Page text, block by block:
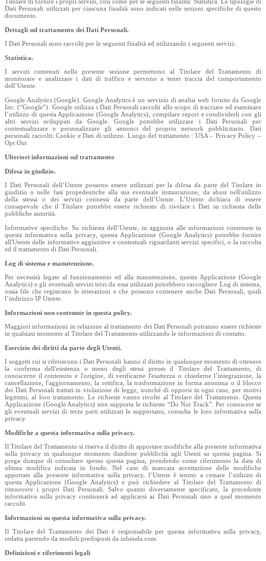
Titolare di fornire i propri servizi, così come per le seguenti finalità: Statistica. Le tipologie di
Dati Personali utilizzati per ciascuna finalità sono indicati nelle sezioni specifiche di questo
documento.
Dettagli sul trattamento dei Dati Personali.
I Dati Personali sono raccolti per le seguenti finalità ed utilizzando i seguenti servizi:
Statistica.
I servizi contenuti nella presente sezione permettono al Titolare del Trattamento di
monitorare e analizzare i dati di traffico e servono a tener traccia del comportamento
dell’Utente.
Google Analytics (Google). Google Analytics è un servizio di analisi web fornito da Google
Inc. (“Google”). Google utilizza i Dati Personali raccolti allo scopo di tracciare ed esaminare
l’utilizzo di questa Applicazione (Google Analytics), compilare report e condividerli con gli
altri servizi sviluppati da Google. Google potrebbe utilizzare i Dati Personali per
contestualizzare e personalizzare gli annunci del proprio network pubblicitario. Dati
personali raccolti: Cookie e Dati di utilizzo. Luogo del trattamento : USA – Privacy Policy –
Opt Out
Ulteriori informazioni sul trattamento
Difesa in giudizio.
I Dati Personali dell’Utente possono essere utilizzati per la difesa da parte del Titolare in
giudizio o nelle fasi propedeutiche alla sua eventuale instaurazione, da abusi nell'utilizzo
della stessa o dei servizi connessi da parte dell’Utente. L’Utente dichiara di essere
consapevole che il Titolare potrebbe essere richiesto di rivelare i Dati su richiesta delle
pubbliche autorità.
Informative specifiche. Su richiesta dell’Utente, in aggiunta alle informazioni contenute in
questa informativa sulla privacy, questa Applicazione (Google Analytics) potrebbe fornire
all'Utente delle informative aggiuntive e contestuali riguardanti servizi specifici, o la raccolta
ed il trattamento di Dati Personali.
Log di sistema e manutenzione.
Per necessità legate al funzionamento ed alla manutenzione, questa Applicazione (Google
Analytics) e gli eventuali servizi terzi da essa utilizzati potrebbero raccogliere Log di sistema,
ossia file che registrano le interazioni e che possono contenere anche Dati Personali, quali
l’indirizzo IP Utente.
Informazioni non contenute in questa policy.
Maggiori informazioni in relazione al trattamento dei Dati Personali potranno essere richieste
in qualsiasi momento al Titolare del Trattamento utilizzando le informazioni di contatto.
Esercizio dei diritti da parte degli Utenti.
I soggetti cui si riferiscono i Dati Personali hanno il diritto in qualunque momento di ottenere
la conferma dell'esistenza o meno degli stessi presso il Titolare del Trattamento, di
conoscerne il contenuto e l'origine, di verificarne l'esattezza o chiederne l’integrazione, la
cancellazione, l'aggiornamento, la rettifica, la trasformazione in forma anonima o il blocco
dei Dati Personali trattati in violazione di legge, nonché di opporsi in ogni caso, per motivi
legittimi, al loro trattamento. Le richieste vanno rivolte al Titolare del Trattamento. Questa
Applicazione (Google Analytics) non supporta le richieste “Do Not Track”. Per conoscere se
gli eventuali servizi di terze parti utilizzati le supportano, consulta le loro informativa sulla
privacy.
Modifiche a questa informativa sulla privacy.
Il Titolare del Trattamento si riserva il diritto di apportare modifiche alla presente informativa
sulla privacy in qualunque momento dandone pubblicità agli Utenti su questa pagina. Si
prega dunque di consultare spesso questa pagina, prendendo come riferimento la data di
ultima modifica indicata in fondo. Nel caso di mancata accettazione delle modifiche
apportate alla presente informativa sulla privacy, l’Utente è tenuto a cessare l’utilizzo di
questa Applicazione (Google Analytics) e può richiedere al Titolare del Trattamento di
rimuovere i propri Dati Personali. Salvo quanto diversamente specificato, la precedente
informativa sulla privacy continuerà ad applicarsi ai Dati Personali sino a quel momento
raccolti.
Informazioni su questa informativa sulla privacy.
Il Titolare del Trattamento dei Dati è responsabile per questa informativa sulla privacy,
redatta partendo da moduli predisposti da iubenda.com.
Definizioni e riferimenti legali